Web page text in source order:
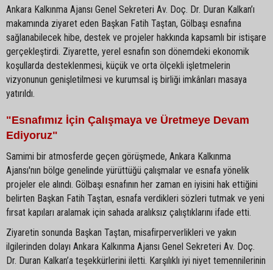
Ankara Kalkınma Ajansı Genel Sekreteri Av. Doç. Dr. Duran Kalkan’ı
makamında ziyaret eden Başkan Fatih Taştan, Gölbaşı esnafına
sağlanabilecek hibe, destek ve projeler hakkında kapsamlı bir istişare
gerçekleştirdi. Ziyarette, yerel esnafın son dönemdeki ekonomik
koşullarda desteklenmesi, küçük ve orta ölçekli işletmelerin
vizyonunun genişletilmesi ve kurumsal iş birliği imkânları masaya
yatırıldı.
"Esnafımız İçin Çalışmaya ve Üretmeye Devam
Ediyoruz"
Samimi bir atmosferde geçen görüşmede, Ankara Kalkınma
Ajansı'nın bölge genelinde yürüttüğü çalışmalar ve esnafa yönelik
projeler ele alındı. Gölbaşı esnafının her zaman en iyisini hak ettiğini
belirten Başkan Fatih Taştan, esnafa verdikleri sözleri tutmak ve yeni
fırsat kapıları aralamak için sahada aralıksız çalıştıklarını ifade etti.
Ziyaretin sonunda Başkan Taştan, misafirperverlikleri ve yakın
ilgilerinden dolayı Ankara Kalkınma Ajansı Genel Sekreteri Av. Doç.
Dr. Duran Kalkan’a teşekkürlerini iletti. Karşılıklı iyi niyet temennilerinin